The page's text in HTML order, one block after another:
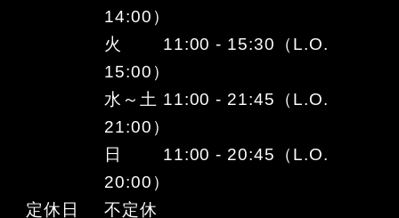
14:00）
火 11:00 - 15:30（L.O.
15:00）
水～土 11:00 - 21:45（L.O.
21:00）
日 11:00 - 20:45（L.O.
20:00）
定休日
不定休